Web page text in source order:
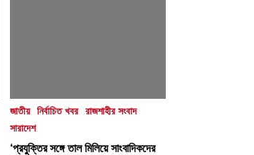
জাতীয় নির্বাচিত খবর
রাজশাহীর সংবাদ
সারাদেশ
‘প্রযুক্তির সঙ্গে তাল মিলিয়ে সাংবাদিকদের